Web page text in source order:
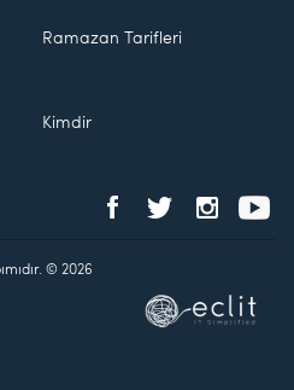
Ramazan Tarifleri
Kimdir
© 2026